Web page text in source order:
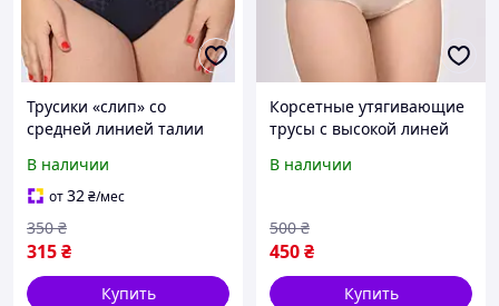
Трусики «слип» со
средней линией талии
В наличии
от32₴/мес
315₴
350 ₴
Купить
Корсетные утягивающие
трусы с высокой линей
В наличии
450₴
500 ₴
Купить